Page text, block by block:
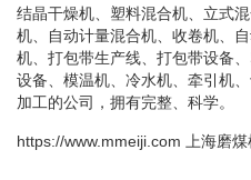
结晶干燥机、塑料混合机、立式
机、自动计量混合机、收卷机、
机、打包带生产线、打包带设备
设备、模温机、冷水机、牵引机
加工的公司，拥有完整、科学。
https://www.mmeiji.com 上海磨